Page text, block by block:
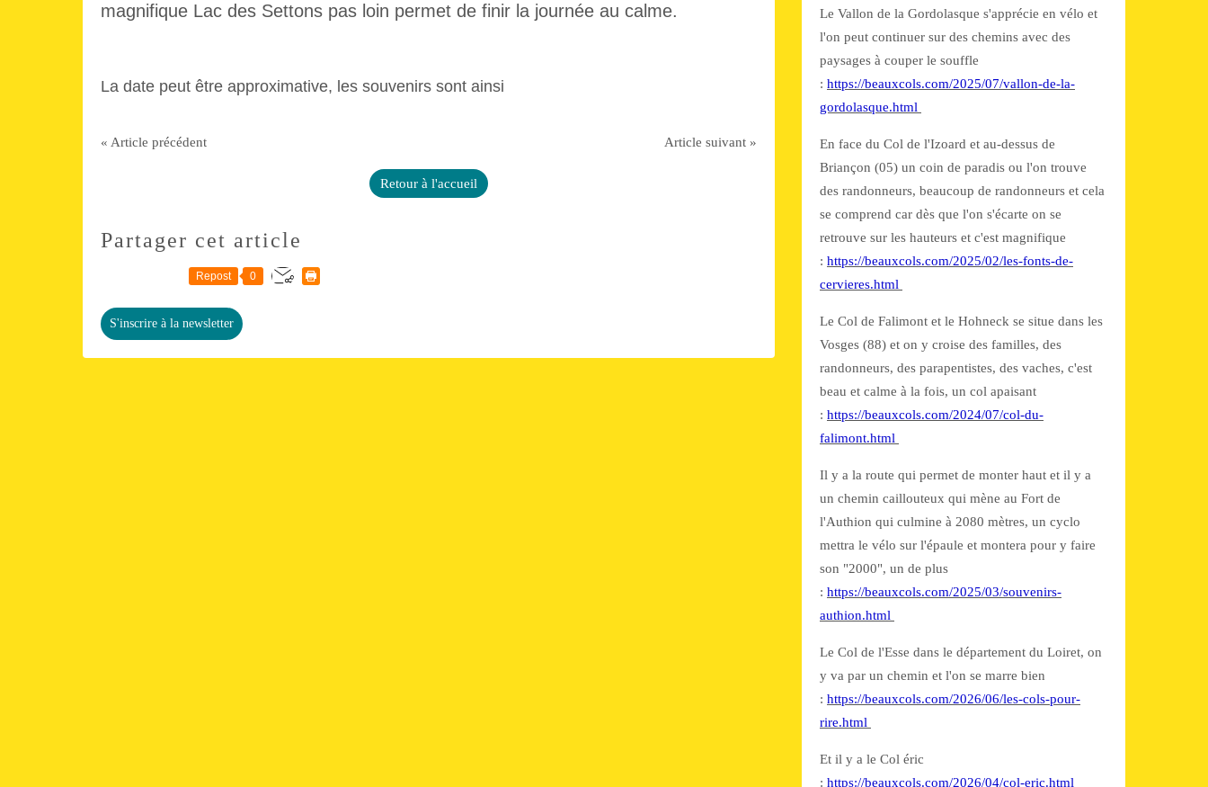
magnifique Lac des Settons pas loin permet de finir la journée au calme.
La date peut être approximative, les souvenirs sont ainsi
« Article précédent Article suivant »
Retour à l'accueil
Partager cet article
Repost 0
S'inscrire à la newsletter
Le Vallon de la Gordolasque s'apprécie en vélo et
l'on peut continuer sur des chemins avec des
paysages à couper le souffle
: https://beauxcols.com/2025/07/vallon-de-la-
gordolasque.html
En face du Col de l'Izoard et au-dessus de
Briançon (05) un coin de paradis ou l'on trouve
des randonneurs, beaucoup de randonneurs et cela
se comprend car dès que l'on s'écarte on se
retrouve sur les hauteurs et c'est magnifique
: https://beauxcols.com/2025/02/les-fonts-de-
cervieres.html
Le Col de Falimont et le Hohneck se situe dans les
Vosges (88) et on y croise des familles, des
randonneurs, des parapentistes, des vaches, c'est
beau et calme à la fois, un col apaisant
: https://beauxcols.com/2024/07/col-du-
falimont.html
Il y a la route qui permet de monter haut et il y a
un chemin caillouteux qui mène au Fort de
l'Authion qui culmine à 2080 mètres, un cyclo
mettra le vélo sur l'épaule et montera pour y faire
son "2000", un de plus
: https://beauxcols.com/2025/03/souvenirs-
authion.html
Le Col de l'Esse dans le département du Loiret, on
y va par un chemin et l'on se marre bien
: https://beauxcols.com/2026/06/les-cols-pour-
rire.html
Et il y a le Col éric
: https://beauxcols.com/2026/04/col-eric.html